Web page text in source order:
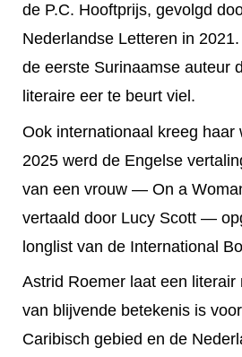
de P.C. Hooftprijs, gevolgd
Nederlandse Letteren in
de eerste Surinaamse auteur
literaire eer te beurt viel.
Ook internationaal kreeg haar
2025 werd de Engelse
van een vrouw — On a
vertaald door Lucy Scott —
longlist van de International
Astrid Roemer laat een
van blijvende betekenis is
Caribisch gebied en de